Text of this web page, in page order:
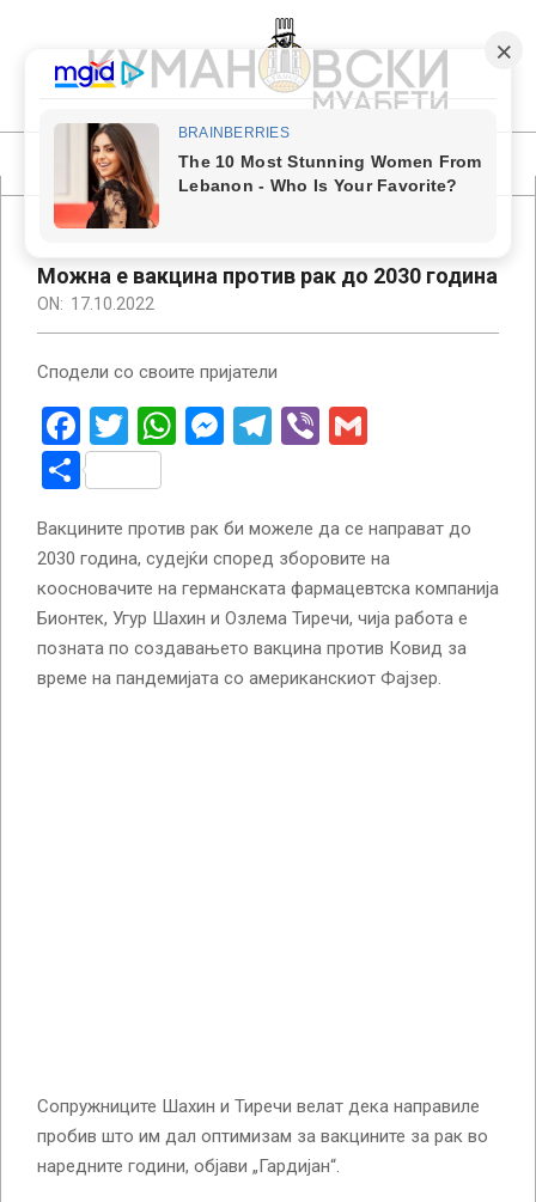
content
КУМАНОВСКИ
МУАБЕТИ
Navigation
Можна е вакцина против рак до 2030 година
ON: 17.10.2022
Сподели со своите пријатели
Facebook
Twitter
WhatsApp
Messenger
Telegram
Viber
Share
Вакцините против рак би можеле да се направат до
2030 година, судејќи според зборовите на
коосновачите на германската фармацевтска компанија
Бионтек, Угур Шахин и Озлема Тиречи, чија работа е
позната по создавањето вакцина против Ковид за
време на пандемијата со американскиот Фајзер.
Сопружниците Шахин и Тиречи велат дека направиле
пробив што им дал оптимизам за вакцините за рак во
наредните години, објави „Гардијан“.